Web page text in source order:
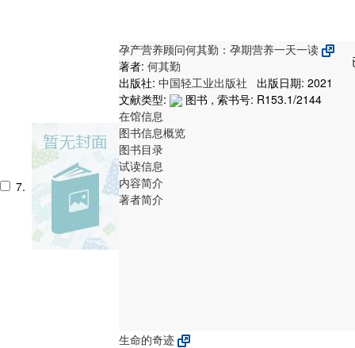
7.
孕产营养顾问何其勤：孕期营养一天一读
著者: 何其勤
出版社: 中国轻工业出版社
出版日期: 2021
文献类型:
图书 , 索书号: R153.1/2144
在馆信息
图书信息概览
图书目录
试读信息
内容简介
著者简介
生命的奇迹